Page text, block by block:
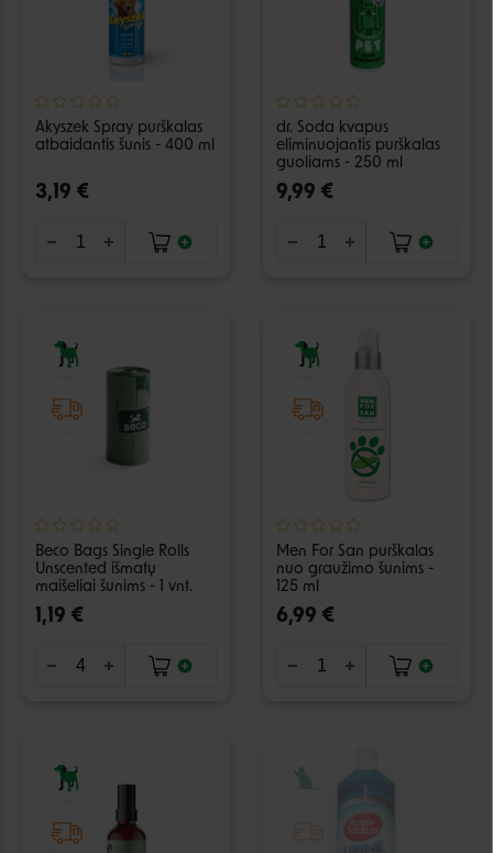
Akyszek Spray purškalas
atbaidantis šunis - 400 ml
3,19 €
dr. Soda kvapus
eliminuojantis purškalas
guoliams - 250 ml
9,99 €
Beco Bags Single Rolls
Unscented išmatų
maišeliai šunims - 1 vnt.
1,19 €
Men For San purškalas
nuo graužimo šunims -
125 ml
6,99 €